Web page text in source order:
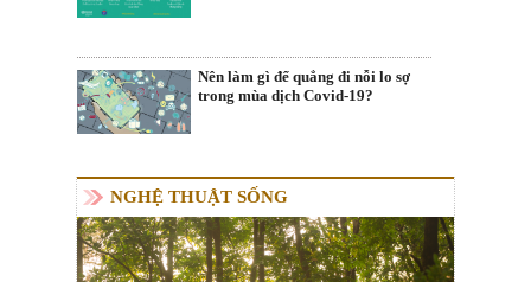
Nên làm gì để quẳng đi nỗi lo sợ
trong mùa dịch Covid-19?
NGHỆ THUẬT SỐNG